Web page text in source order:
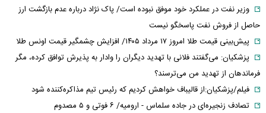
وزیر نفت در عملکرد خود موفق نبوده است/ پاک نژاد درباره عدم بازگشت ارز
حاصل از فروش نفت پاسخگو نیست
پیش‌بینی قیمت طلا امروز ۱۷ مرداد ۱۴۰۵/ افزایش چشمگیر قیمت اونس طلا
پزشکیان: می‌گفتند فلانی با تهدید دیگران را وادار به پذیرش توافق کرده، مگر
فرماندهان از تهدید من می‌ترسند؟
فیلم/پزشکیان:از قالیباف خواهش کردیم که رئیس تیم مذاکره‌کننده شود
تصادف زنجیره‌ای در جاده سلماس - ارومیه/ ۶ فوتی و ۵ مصدوم